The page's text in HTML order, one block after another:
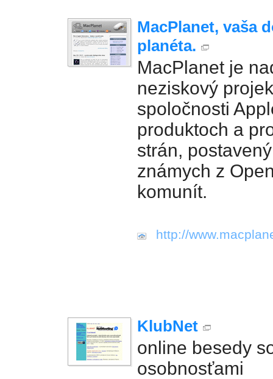
MacPlanet, vaša
planéta.
MacPlanet je
neziskový
spoločnosti
produktoch a
strán,
známych z
komunít.
http://
KlubNet
online besedy
osobnosťami